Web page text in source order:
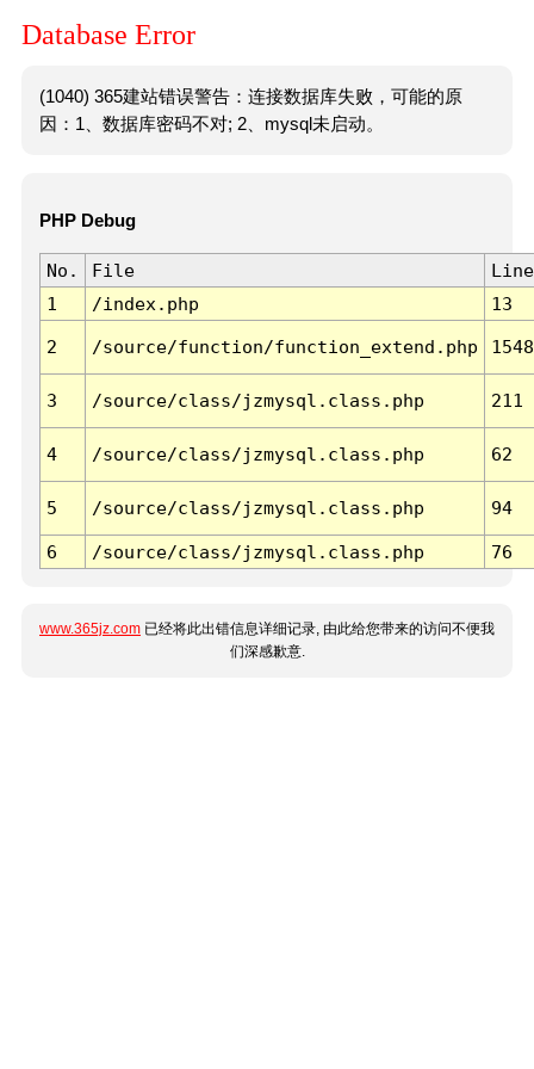
Database Error
(1040) 365建站错误警告：连接数据库失败，可能的原
因：1、数据库密码不对; 2、mysql未启动。
PHP Debug
No. File
Line
1
/index.php 13
2 /source/function/function_extend.php 1548
3 /source/class/jzmysql.class.php 211
4 /source/class/jzmysql.class.php 62
5 /source/class/jzmysql.class.php 94
6 /source/class/jzmysql.class.php 76
www.365jz.com 已经将此出错信息详细记录, 由此给您带来的访问不便我
们深感歉意.